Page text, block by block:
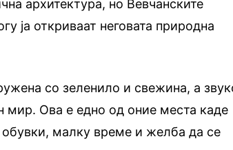
архитектура, но Вевчанските
ја откриваат неговата природна
со зеленило и свежина, а
мир. Ова е едно од оние места каде
малку време и желба да се